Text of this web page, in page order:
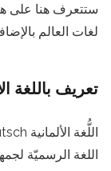
ستتعرف هنا على
لغات العالم
تعريف باللغة
اللغة الرسميّة